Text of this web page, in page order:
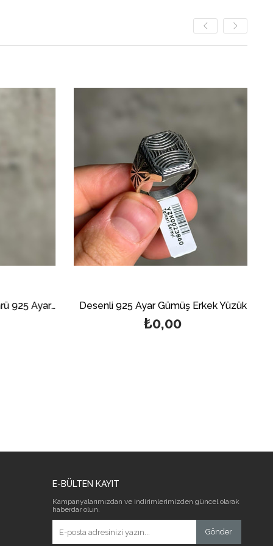
Davut Yıldız Süleyman Mührü 925 Ayar Gümüş Erkek Yüzük Desenli 925 Ayar Gümüş Erkek Yüzük
₺0,00
E-BÜLTEN KAYIT
Kampanyalarımızdan ve indirimlerimizden güncel olarak
haberdar olun.
Gönder